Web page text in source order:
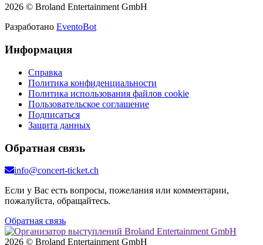
2026 © Broland Entertainment GmbH
Разработано EventoBot
Информация
Справка
Политика конфиденциальности
Политика использования файлов cookie
Пользовательское соглашение
Подписаться
Защита данных
Обратная связь
info@concert-ticket.ch
Если у Вас есть вопросы, пожелания или комментарии,
пожалуйста, обращайтесь.
Обратная связь
2026 © Broland Entertainment GmbH